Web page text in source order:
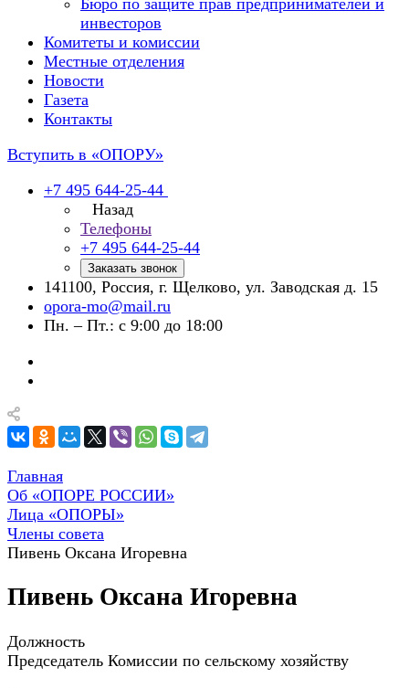
Бюро по защите прав предпринимателей и
инвесторов
Комитеты и комиссии
Местные отделения
Новости
Газета
Контакты
Вступить в «ОПОРУ»
+7 495 644-25-44
Назад
Телефоны
+7 495 644-25-44
Заказать звонок
141100, Россия, г. Щелково, ул. Заводская д. 15
opora-mo@mail.ru
Пн. – Пт.: с 9:00 до 18:00
Главная
Об «ОПОРЕ РОССИИ»
Лица «ОПОРЫ»
Члены совета
Пивень Оксана Игоревна
Пивень Оксана Игоревна
Должность
Председатель Комиссии по сельскому хозяйству